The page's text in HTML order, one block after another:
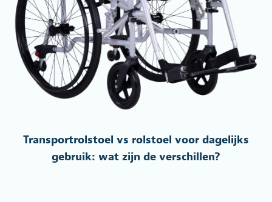
Transportrolstoel vs rolstoel voor dagelijks
gebruik: wat zijn de verschillen?